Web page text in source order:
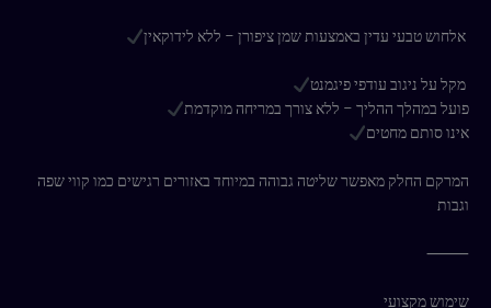
אלחוש טבעי עדין באמצעות שמן ציפורן – ללא לידוקאין
מקל על ניגוב עודפי פיגמנט
פועל במהלך ההליך – ללא צורך במריחה מוקדמת
אינו סותם מחטים
המרקם החלק מאפשר שליטה גבוהה במיוחד באזורים רגישים כמו קווי שפה
וגבות
⸻
שימוש מקצועי